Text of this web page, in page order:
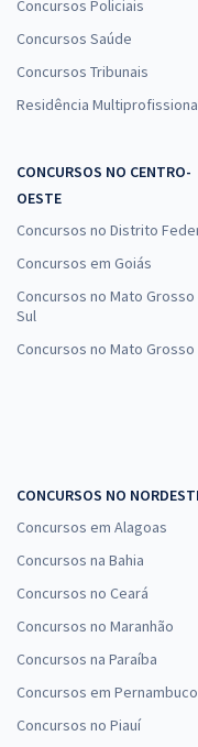
Concursos Policiais
Concursos Saúde
Concursos Tribunais
Residência
CONCURSOS NO CENTRO-
OESTE
Concursos no Distrito
Concursos em Goiás
Concursos no Mato Grosso
Sul
Concursos no Mato Grosso
CONCURSOS NO
Concursos em Alagoas
Concursos na Bahia
Concursos no Ceará
Concursos no Maranhão
Concursos na Paraíba
Concursos em Pernambuco
Concursos no Piauí